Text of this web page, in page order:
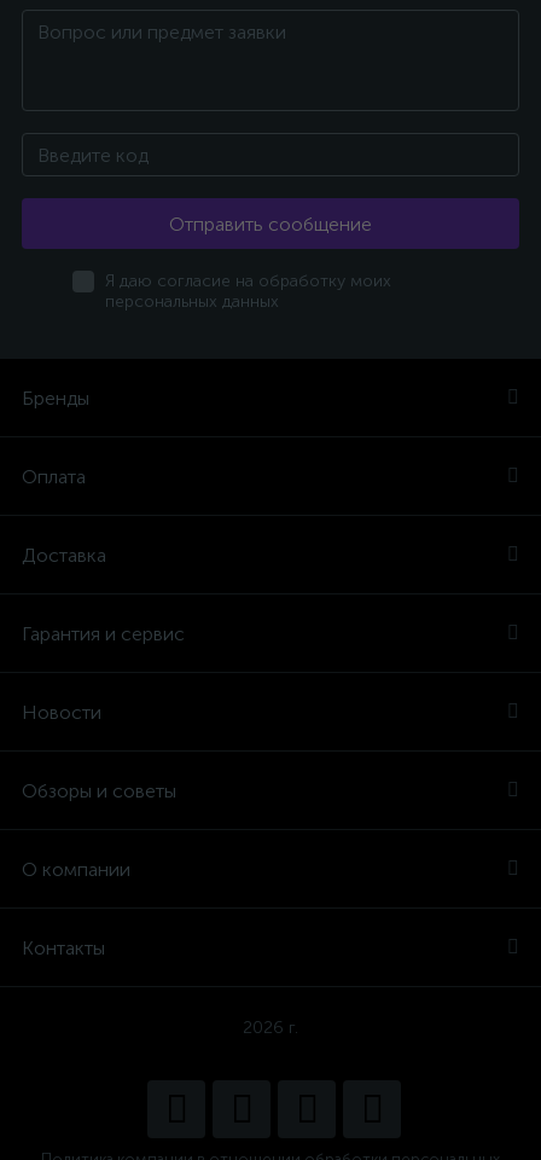
Отправить сообщение
Я даю согласие на обработку моих
персональных данных
Бренды
Оплата
Доставка
Гарантия и сервис
Новости
Обзоры и советы
О компании
Контакты
2026 г.